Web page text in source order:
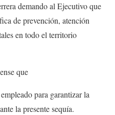
demando al Ejecutivo que
de prevención, atención
en todo el territorio
que
para garantizar la
la presente sequía.